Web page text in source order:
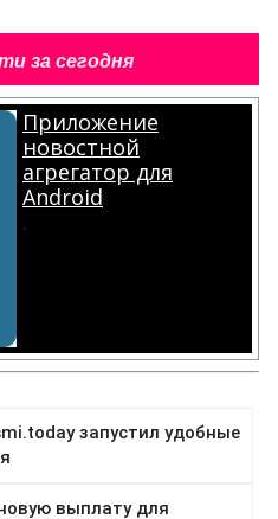
за сегодня
Приложение
новостной
агрегатор для
Android
.